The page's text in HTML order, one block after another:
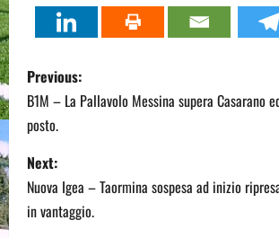
P
o
s
t
n
Previous:
B1M – La Pallavolo Messina supera Casarano
posto.
Next:
Nuova Igea – Taormina sospesa ad inizio
in vantaggio.